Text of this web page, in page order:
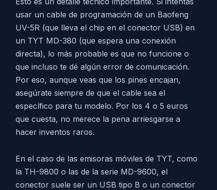
usar un cable de programación de un Baofeng
UV-5R (que lleva el chip en el conector USB) en
un TYT MD-380 (que espera una conexión
directa), lo más probable es que no funcione o
que incluso te dé algún error de comunicación.
Por eso, aunque veas que los pines encajan,
asegúrate siempre de que el cable sea el
específico para tu modelo. Por los 4 o 5 euros
que cuesta, no merece la pena arriesgarse a
hacer inventos raros.
En el caso de las emisoras móviles de TYT, como
la TH-9800 o las de la serie MD-9600, el
conector suele ser un USB tipo B o un conector